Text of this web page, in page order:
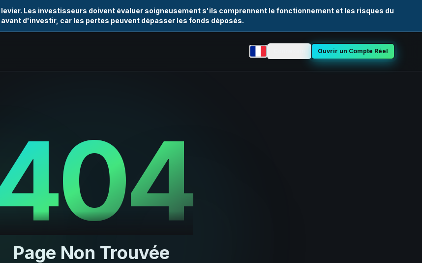
Les investisseurs doivent évaluer soigneusement s'ils comprennent le fonctionnement et les risques du
avant d'investir, car les pertes peuvent dépasser les fonds déposés.
Sélectionner la langue
Ouvrir un Compte Réel
Page Non Trouvée